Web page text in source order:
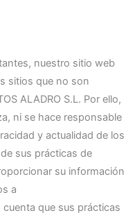
nuestro sitio web
sitios que no son
ALADRO S.L. Por ello,
ni se hace responsable
y actualidad de los
sus prácticas de
su información
a
que sus prácticas